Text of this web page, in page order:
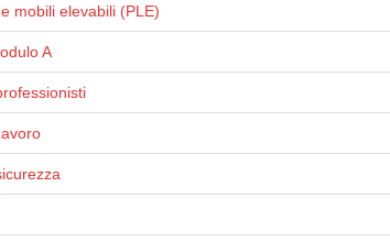
mobili elevabili (PLE)
A